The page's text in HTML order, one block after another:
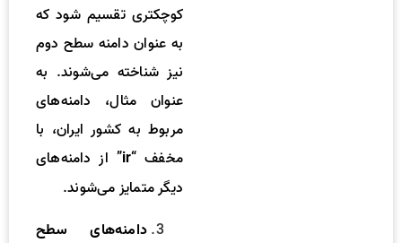
کوچکتری تقسیم شود که
به عنوان دامنه سطح دوم
نیز شناخته می‌شوند. به
عنوان مثال، دامنه‌های
مربوط به کشور ایران، با
مخفف “ir” از دامنه‌های
دیگر متمایز می‌شوند.
دامنه‌های سطح